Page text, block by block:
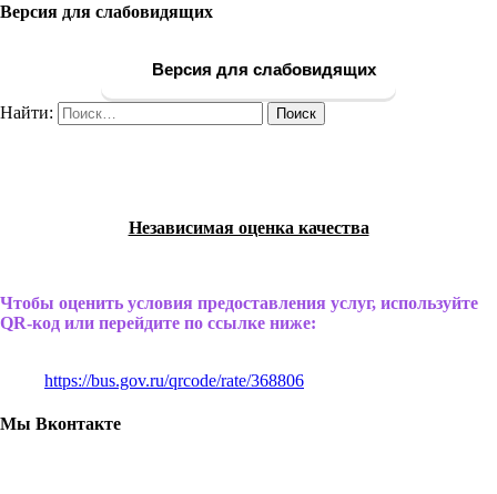
Версия для слабовидящих
Версия для слабовидящих
Найти:
Независимая оценка качества
Чтобы оценить условия предоставления услуг, используйте
QR-код или перейдите по ссылке ниже:
https://bus.gov.ru/qrcode/rate/368806
Мы Вконтакте